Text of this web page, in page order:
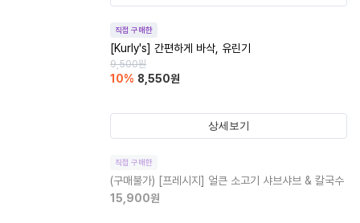
직접 구매한
[Kurly's] 간편하게 바삭, 유린기
9,500원
10% 8,550원
상세보기
직접 구매한
(구매불가) [프레시지] 얼큰 소고기 샤브샤브 & 칼국수
15,900원